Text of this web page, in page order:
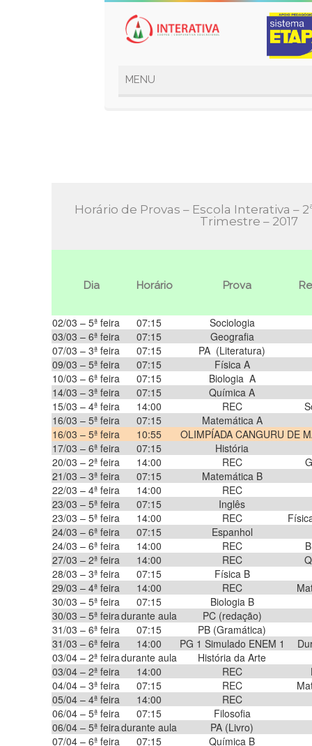
Horário de Provas – Escola Interativa –
Trimestre – 2017
Dia Horário Prova
02/03 – 5ª feira 07:15
Sociologia
03/03 – 6ª feira
07:15
Geografia
07/03 – 3ª feira
07:15
PA (Literatura)
09/03 – 5ª feira
07:15
Física A
10/03 – 6ª feira
07:15
Biologia A
14/03 – 3ª feira
07:15
Química A
15/03 – 4ª feira
14:00 REC
16/03 – 5ª feira
07:15
Matemática A
16/03 – 5ª feira
10:55
OLIMPÍADA CANGURU DE
17/03 – 6ª feira
07:15
História
20/03 – 2ª feira
14:00 REC
21/03 – 3ª feira
07:15
Matemática B
22/03 – 4ª feira
14:00
REC
23/03 – 5ª feira
07:15
Inglês
23/03 – 5ª feira
14:00 REC
24/03 – 6ª feira
07:15
Espanhol
24/03 – 6ª feira
14:00 REC
27/03 – 2ª feira
14:00 REC
28/03 – 3ª feira
07:15
Física B
29/03 – 4ª feira
14:00 REC
30/03 – 5ª feira
07:15
Biologia B
30/03 – 5ª feiradurante aula
PC (redação)
31/03 – 6ª feira
07:15
PB (Gramática)
31/03 – 6ª feira
14:00 PG 1 Simulado ENEM 1
03/04 – 2ª feiradurante aula
História da Arte
03/04 – 2ª feira
14:00 REC
04/04 – 3ª feira
07:15 REC
05/04 – 4ª feira
14:00
REC
06/04 – 5ª feira
07:15
Filosofia
06/04 – 5ª feiradurante aula
PA (Livro)
07/04 – 6ª feira
07:15
Química B